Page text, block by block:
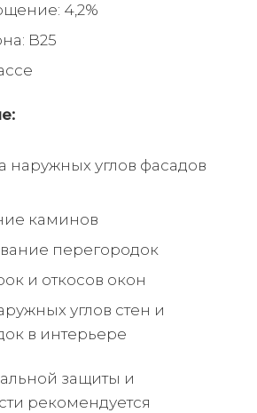
4,2%
B25
наружных углов фасадов
каминов
перегородок
и откосов окон
углов стен и
в интерьере
защиты и
рекомендуется